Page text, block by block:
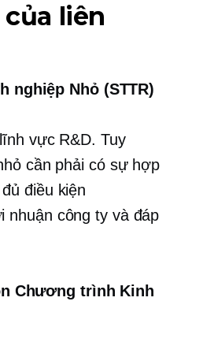
liên
nghiệp Nhỏ (STTR)
vực R&D. Tuy
cần phải có sự hợp
điều kiện
nhuận công ty và đáp
Chương trình Kinh